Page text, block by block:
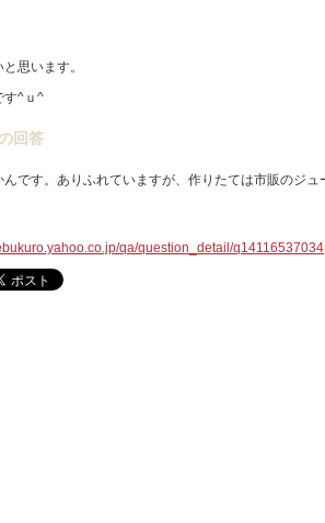
思います。
す^ｕ^
回答
です。ありふれていますが、作りたては市販のジ
qa/question_detail/q14116537034